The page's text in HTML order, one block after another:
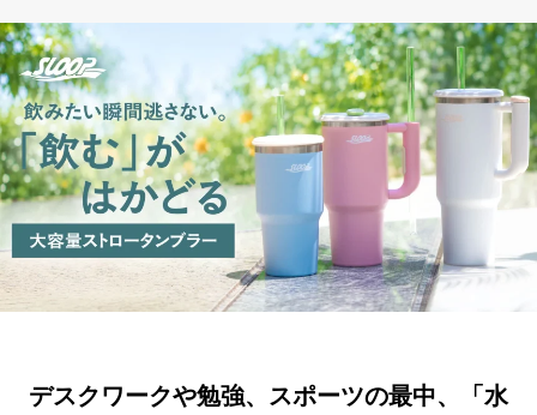
デスクワークや勉強、スポーツの最中、「水